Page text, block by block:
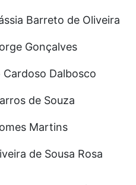
Barreto de Oliveira
Gonçalves
Cardoso Dalbosco
de Souza
Martins
de Sousa Rosa